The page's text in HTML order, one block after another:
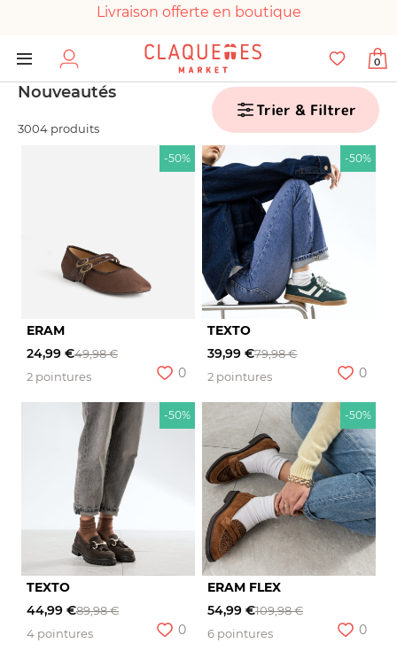
Livraison offerte en boutique
Paiement 100% sécurisé
Chaussures garanties en parfait état
0
Nouveautés
3004 produits
Trier & Filtrer
-50%
ERAM
24,99 €49,98 €
2 pointures
0
-50%
TEXTO
39,99 €79,98 €
2 pointures
0
-50%
TEXTO
44,99 €89,98 €
4 pointures
0
-50%
ERAM FLEX
54,99 €109,98 €
6 pointures
0